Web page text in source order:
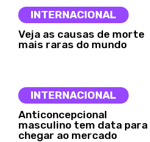
INTERNACIONAL
Veja as causas de morte
mais raras do mundo
INTERNACIONAL
Anticoncepcional
masculino tem data para
chegar ao mercado